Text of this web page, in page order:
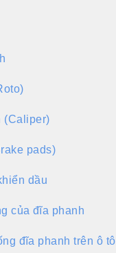
(Caliper)
pads)
dầu
của đĩa phanh
đĩa phanh trên ô tô